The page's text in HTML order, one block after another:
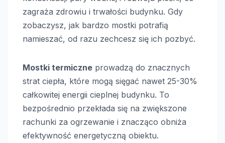
zagraża zdrowiu i trwałości budynku. Gdy
zobaczysz, jak bardzo mostki potrafią
namieszać, od razu zechcesz się ich pozbyć.
Mostki termiczne prowadzą do znacznych
strat ciepła, które mogą sięgać nawet 25-30%
całkowitej energii cieplnej budynku. To
bezpośrednio przekłada się na zwiększone
rachunki za ogrzewanie i znacząco obniża
efektywność energetyczną obiektu.